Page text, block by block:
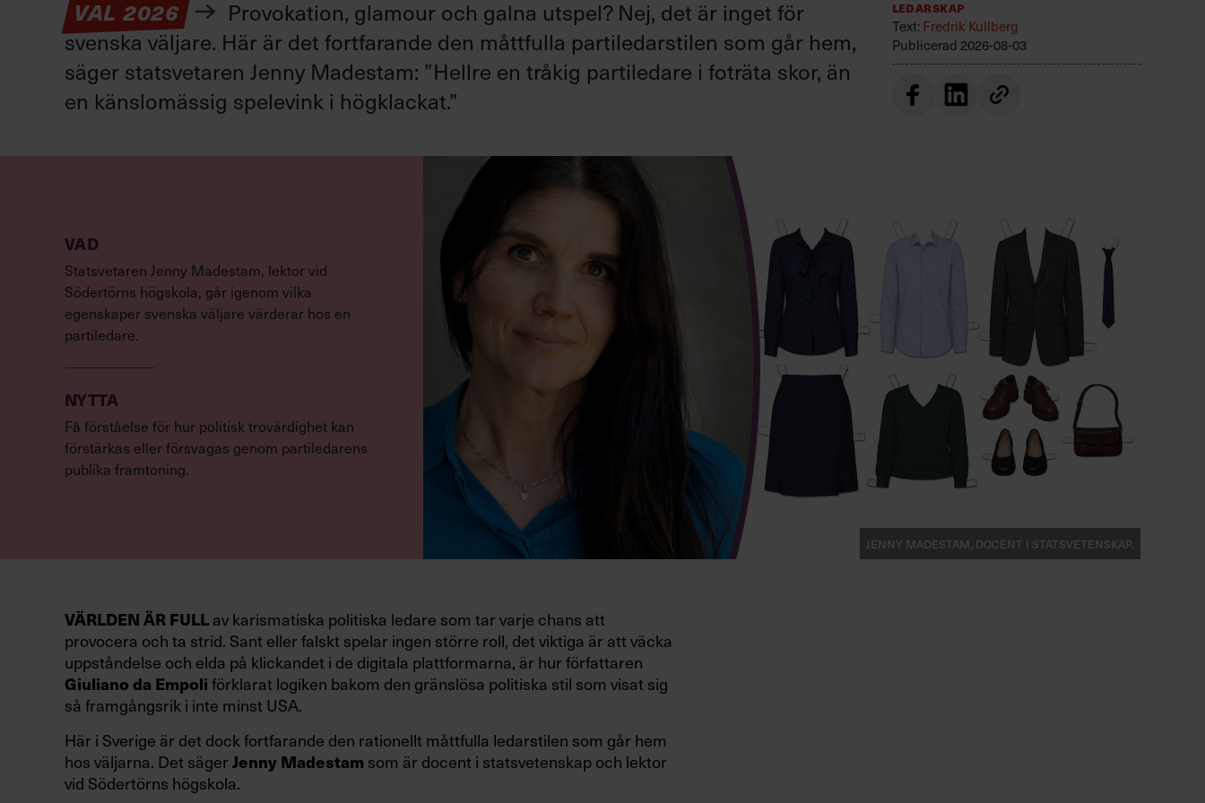
VAL 2026
Provokation, glamour och galna utspel? Nej, det är inget för
svenska väljare. Här är det fortfarande den måttfulla partiledarstilen som går hem,
säger statsvetaren Jenny Madestam: ”Hellre en tråkig partiledare i foträta skor, än
en känslomässig spelevink i högklackat.”
Ledarskap
Text: Fredrik Kullberg
Publicerad 2026-08-03
VAD
Statsvetaren Jenny Madestam, lektor vid
Södertörns högskola, går igenom vilka
egenskaper svenska väljare värderar hos en
partiledare.
NYTTA
Få förståelse för hur politisk trovärdighet kan
förstärkas eller försvagas genom partiledarens
publika framtoning.
Jenny Madestam, docent i statsvetenskap.
VÄRLDEN ÄR FULL av karismatiska politiska ledare som tar varje chans att
provocera och ta strid. Sant eller falskt spelar ingen större roll, det viktiga är att väcka
uppståndelse och elda på klickandet i de digitala plattformarna, är hur författaren
Giuliano da Empoli förklarat logiken bakom den gränslösa politiska stil som visat sig
så framgångsrik i inte minst USA.
Här i Sverige är det dock fortfarande den rationellt måttfulla ledarstilen som går hem
hos väljarna. Det säger Jenny Madestam som är docent i statsvetenskap och lektor
vid Södertörns högskola.